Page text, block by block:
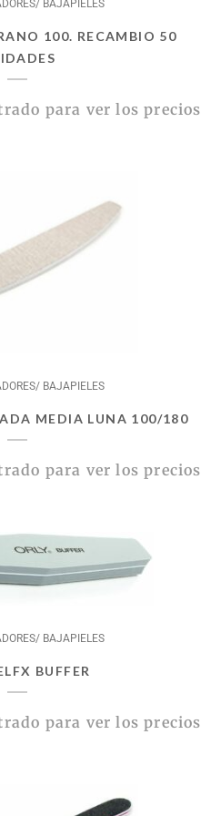
BAJAPIELES
100. RECAMBIO 50
para ver los precios
BAJAPIELES
MEDIA LUNA 100/180
para ver los precios
BAJAPIELES
BUFFER
para ver los precios